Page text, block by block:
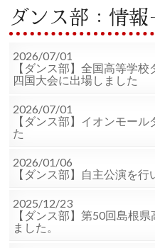
ダンス部：情報
2026/07/01
【ダンス部】全国高等学
四国大会に出場しました
2026/07/01
【ダンス部】イオンモー
た
2026/01/06
【ダンス部】自主公演を行
2025/12/23
【ダンス部】第50回島根
ました。